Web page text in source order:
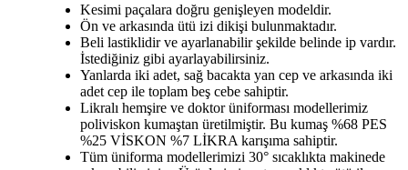
Kesimi paçalara doğru genişleyen modeldir.
Ön ve arkasında ütü izi dikişi bulunmaktadır.
Beli lastiklidir ve ayarlanabilir şekilde belinde ip vardır.
İstediğiniz gibi ayarlayabilirsiniz.
Yanlarda iki adet, sağ bacakta yan cep ve arkasında iki
adet cep ile toplam beş cebe sahiptir.
Likralı hemşire ve doktor üniforması modellerimiz
poliviskon kumaştan üretilmiştir. Bu kumaş %68 PES
%25 VİSKON %7 LİKRA karışıma sahiptir.
Tüm üniforma modellerimizi 30° sıcaklıkta makinede